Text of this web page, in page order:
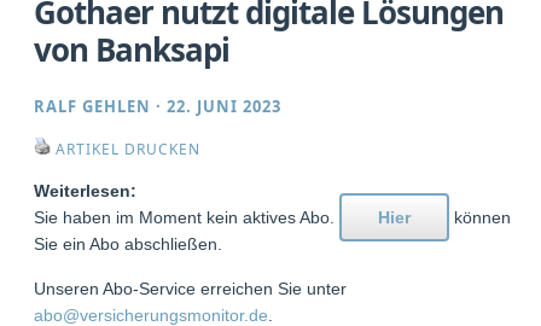
Gothaer nutzt digitale Lösungen
von Banksapi
RALF GEHLEN ·22. JUNI 2023
ARTIKEL DRUCKEN
Weiterlesen:
Sie haben im Moment kein aktives Abo.
Hier
können
Sie ein Abo abschließen.
Unseren Abo-Service erreichen Sie unter
abo@versicherungsmonitor.de